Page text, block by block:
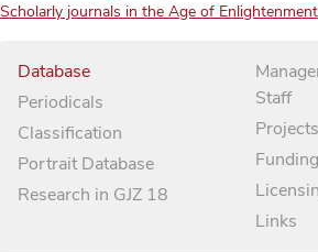
Scholarly journals in the Age of Enlightenment
Database
Periodicals
Classification
Portrait Database
Research in GJZ 18
Staff
Funding
Links